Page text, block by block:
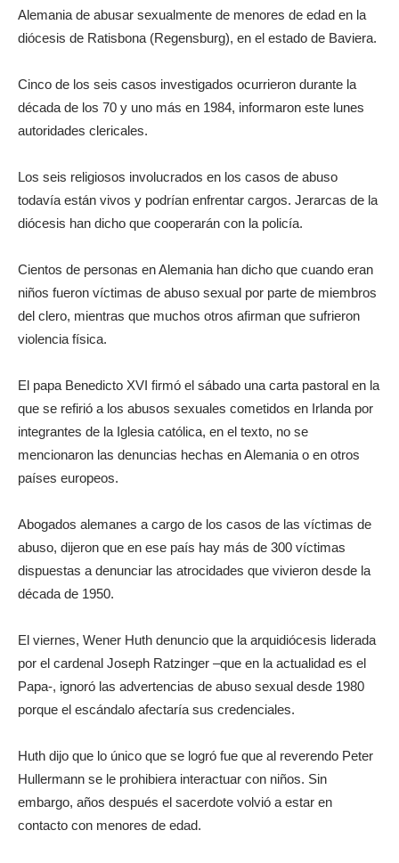
Alemania de abusar sexualmente de menores de edad en la
diócesis de Ratisbona (Regensburg), en el estado de Baviera.
Cinco de los seis casos investigados ocurrieron durante la
década de los 70 y uno más en 1984, informaron este lunes
autoridades clericales.
Los seis religiosos involucrados en los casos de abuso
todavía están vivos y podrían enfrentar cargos. Jerarcas de la
diócesis han dicho que cooperarán con la policía.
Cientos de personas en Alemania han dicho que cuando eran
niños fueron víctimas de abuso sexual por parte de miembros
del clero, mientras que muchos otros afirman que sufrieron
violencia física.
El papa Benedicto XVI firmó el sábado una carta pastoral en la
que se refirió a los abusos sexuales cometidos en Irlanda por
integrantes de la Iglesia católica, en el texto, no se
mencionaron las denuncias hechas en Alemania o en otros
países europeos.
Abogados alemanes a cargo de los casos de las víctimas de
abuso, dijeron que en ese país hay más de 300 víctimas
dispuestas a denunciar las atrocidades que vivieron desde la
década de 1950.
El viernes, Wener Huth denuncio que la arquidiócesis liderada
por el cardenal Joseph Ratzinger –que en la actualidad es el
Papa-, ignoró las advertencias de abuso sexual desde 1980
porque el escándalo afectaría sus credenciales.
Huth dijo que lo único que se logró fue que al reverendo Peter
Hullermann se le prohibiera interactuar con niños. Sin
embargo, años después el sacerdote volvió a estar en
contacto con menores de edad.